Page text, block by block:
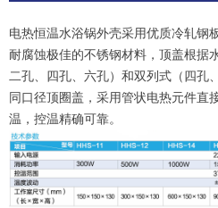
电热恒温水浴锅外壳采用优质冷轧钢
耐腐蚀极佳的不锈钢材料，顶盖根据
二孔、四孔、六孔）和双列式（四孔
同口径顶圈盖，采用管状电热元件直
温，控温精确可靠。